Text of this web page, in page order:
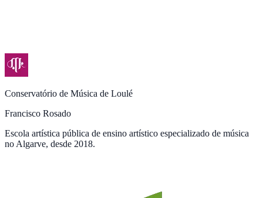
Conservatório de Música de Loulé
Francisco Rosado
Escola artística pública de ensino artístico especializado de música
no Algarve, desde 2018.